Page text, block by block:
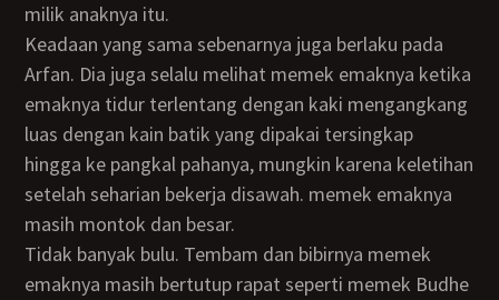
milik anaknya itu.
Keadaan yang sama sebenarnya juga berlaku pada
Arfan. Dia juga selalu melihat memek emaknya ketika
emaknya tidur terlentang dengan kaki mengangkang
luas dengan kain batik yang dipakai tersingkap
hingga ke pangkal pahanya, mungkin karena keletihan
setelah seharian bekerja disawah. memek emaknya
masih montok dan besar.
Tidak banyak bulu. Tembam dan bibirnya memek
emaknya masih bertutup rapat seperti memek Budhe